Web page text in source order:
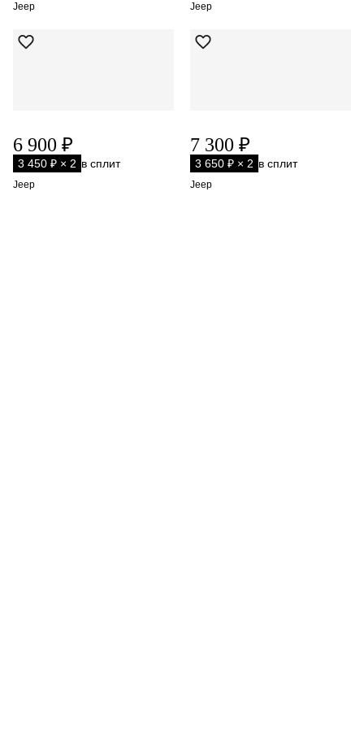
Jeep Jeep
6 900 ₽
3 450 ₽ × 2 в сплит
Jeep
7 300 ₽
3 650 ₽ × 2 в сплит
Jeep